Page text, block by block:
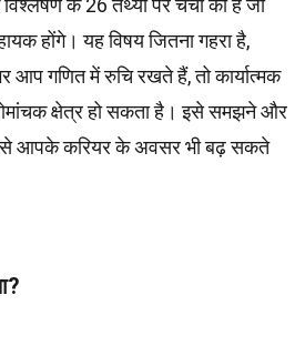
के 26 तथ्यों पर चर्चा की है जो
होंगे। यह विषय जितना गहरा है,
आप गणित में रुचि रखते हैं, तो कार्यात्मक
क्षेत्र हो सकता है। इसे समझने और
से आपके करियर के अवसर भी बढ़ सकते